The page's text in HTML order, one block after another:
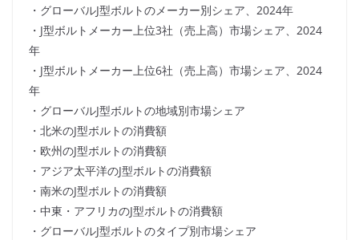
・グローバルJ型ボルトのメーカー別シェア、2024年
・J型ボルトメーカー上位3社（売上高）市場シェア、2024
年
・J型ボルトメーカー上位6社（売上高）市場シェア、2024
年
・グローバルJ型ボルトの地域別市場シェア
・北米のJ型ボルトの消費額
・欧州のJ型ボルトの消費額
・アジア太平洋のJ型ボルトの消費額
・南米のJ型ボルトの消費額
・中東・アフリカのJ型ボルトの消費額
・グローバルJ型ボルトのタイプ別市場シェア